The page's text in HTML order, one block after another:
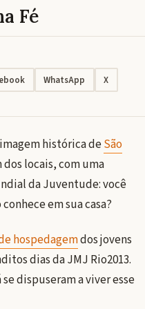
Fé
WhatsApp X
histórica deSão
locais, com uma
da Juventude: você
em sua casa?
hospedagemdos jovens
dias da JMJ Rio2013.
dispuseram a viver esse